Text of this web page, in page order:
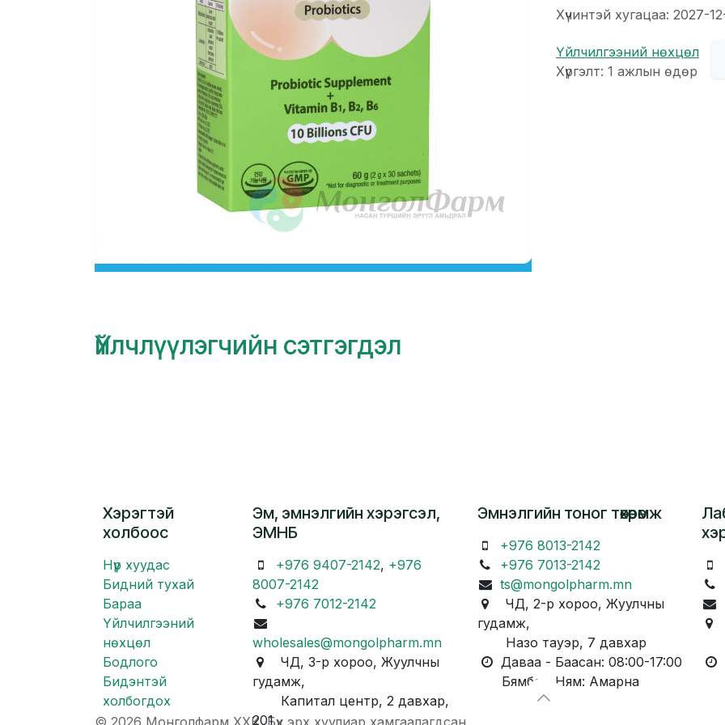
Хүчинтэй хугацаа: 2027-
Үйлчилгээний нөхцөл
Хүргэлт: 1 ажлын өдөр
Үйлчлүүлэгчийн сэтгэгдэл
Хэрэгтэй
холбоос
Нүүр хуудас
Бидний тухай
Бараа
Үйлчилгээний
нөхцөл
Бодлого
Бидэнтэй
холбогдох
Эм, эмнэлгийн хэрэгсэл,
ЭМНБ
+976 9407-2142, +976
8007-2142
+976 7012-2142
wholesales@mongolpharm.mn
ЧД, 3-р хороо, Жуулчны
гудамж,
Капитал центр, 2 давхар,
201
Эмнэлгийн тоног төхөөрөмж
+976 8013-2142
+976 7013-2142
ts@mongolpharm.mn
ЧД, 2-р хороо, Жуулчны
гудамж,
Назо тауэр, 7 давхар
Даваа - Баасан: 08:00-17:00
Бямба - Ням: Амарна
© 2026 Монголфарм ХХК. Бүх эрх хуулиар хамгаалагдсан.